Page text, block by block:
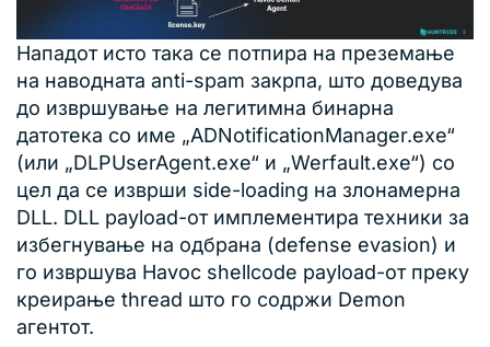
Нападот исто така се потпира на преземање
на наводната anti-spam закрпа, што доведува
до извршување на легитимна бинарна
датотека со име „ADNotificationManager.exe“
(или „DLPUserAgent.exe“ и „Werfault.exe“) со
цел да се изврши side-loading на злонамерна
DLL. DLL payload-от имплементира техники за
избегнување на одбрана (defense evasion) и
го извршува Havoc shellcode payload-от преку
креирање thread што го содржи Demon
агентот.